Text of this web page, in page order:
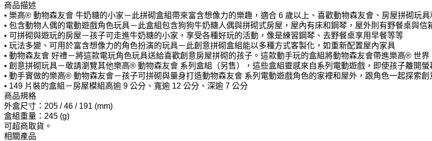
商品描述
• 樂高® 動物森友會 牛奶糖的小家－此拼砌盒組帶來富含想像力的樂趣，適合 6 歲以上、喜歡動物森友會、房屋拼砌玩
• 包含動物人偶的電動遊戲角色玩具－此盒組包含狗狗牛奶糖人偶與拼砌式房屋，屋內有床和鋼琴，屋外則有野餐桌與信
• 可拼砌與遊玩的房屋－孩子可走進牛奶糖的小家，享受各種好玩的活動，像是練習鋼琴、去野餐桌享用早餐等等
• 玩法多變、可用於富含想像力的角色扮演的玩具－此創意拼砌盒組能以多種方式客製化，如重新配置屋內家具
• 動物森友會 好禮－將這款電玩角色玩具送給喜歡創意房屋拼砌的孩子。這款動手玩的盒組將動物森友會帶進樂高® 世界
• 創意拼砌玩具－敬請瀏覽其他樂高® 動物森友會 系列盒組（另售），這些盒組靈感來自系列電動遊戲，即使孩子離開
• 動手實做的樂高® 動物森友會－孩子可拼砌與量身打造動物森友會 系列電動遊戲角色的家裡和屋外，跟角色一起探索創
• 149 片裝的盒組－房屋模組高逾 9 公分、寬逾 12 公分、深逾 7 公分
商品規格
外盒尺寸：205 / 46 / 191 (mm)
盒組重量：245 (g)
可超商取貨。
相關產品